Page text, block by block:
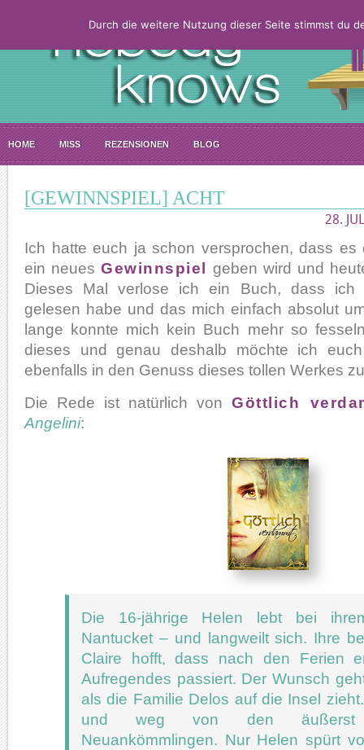
HOME MISS REZENSIONEN BLOG
[GEWINNSPIEL] ACHT
28.
Ich hatte euch ja schon versprochen, dass es
ein neuesGewinnspiel geben wird und
Dieses Mal verlose ich ein Buch, dass ich
gelesen habe und das mich einfach absolut
lange konnte mich kein Buch mehr so
dieses und genau deshalb möchte ich
ebenfalls in den Genuss dieses tollen Werkes
Die Rede ist natürlich vonGöttlich
Angelini:
Die 16-jährige Helen lebt bei
Nantucket – und langweilt sich. Ihre
Claire hofft, dass nach den Ferien
Aufregendes passiert. Der Wunsch
als die Familie Delos auf die Insel
und weg von den äußerst
Neuankömmlingen. Nur Helen spürt
Durch die weitere Nutzung dieser Seite stimmst du